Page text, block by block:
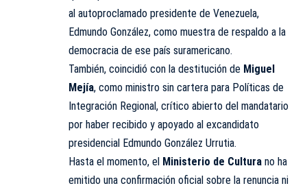
al autoproclamado presidente de Venezuela,
Edmundo González, como muestra de respaldo a la
democracia de ese país suramericano.
También, coincidió con la destitución de Miguel
Mejía, como ministro sin cartera para Políticas de
Integración Regional, crítico abierto del mandatario
por haber recibido y apoyado al excandidato
presidencial Edmundo González Urrutia.
Hasta el momento, el Ministerio de Cultura no ha
emitido una confirmación oficial sobre la renuncia ni